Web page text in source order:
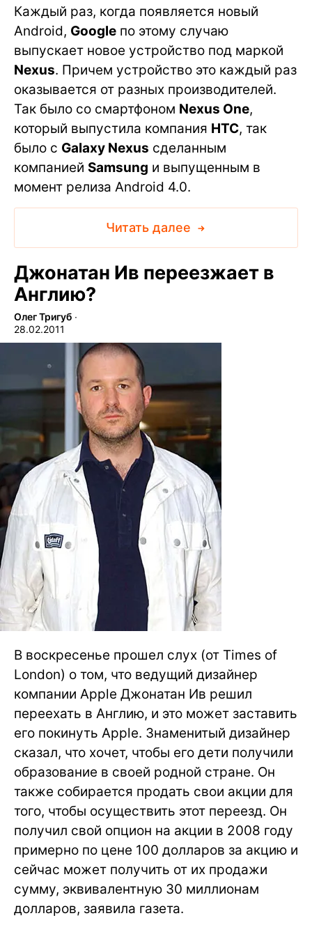
Каждый раз, когда появляется новый
Android, Google по этому случаю
выпускает новое устройство под маркой
Nexus. Причем устройство это каждый раз
оказывается от разных производителей.
Так было со смартфоном Nexus One,
который выпустила компания HTC, так
было с Galaxy Nexus сделанным
компанией Samsung и выпущенным в
момент релиза Android 4.0.
Читать далее
Джонатан Ив переезжает в
Англию?
Олег Тригуб ∙
28.02.2011
В воскресенье прошел слух (от Times of
London) о том, что ведущий дизайнер
компании Apple Джонатан Ив решил
переехать в Англию, и это может заставить
его покинуть Apple. Знаменитый дизайнер
сказал, что хочет, чтобы его дети получили
образование в своей родной стране. Он
также собирается продать свои акции для
того, чтобы осуществить этот переезд. Он
получил свой опцион на акции в 2008 году
примерно по цене 100 долларов за акцию и
сейчас может получить от их продажи
сумму, эквивалентную 30 миллионам
долларов, заявила газета.